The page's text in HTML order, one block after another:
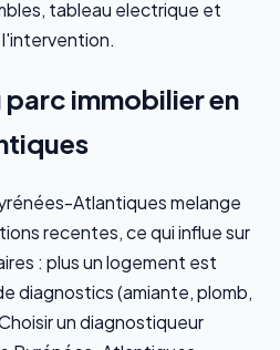
tableau electrique et
immobilier en
Atlantiques melange
recentes, ce qui influe sur
: plus un logement est
diagnostics (amiante, plomb,
un diagnostiqueur